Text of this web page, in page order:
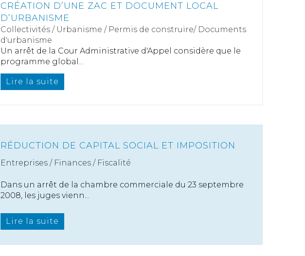
CRÉATION D’UNE ZAC ET DOCUMENT LOCAL
D’URBANISME
Collectivités / Urbanisme / Permis de construire/ Documents
d'urbanisme
Un arrêt de la Cour Administrative d'Appel considère que le
programme global...
Lire la suite
RÉDUCTION DE CAPITAL SOCIAL ET IMPOSITION
Entreprises / Finances / Fiscalité
Dans un arrêt de la chambre commerciale du 23 septembre
2008, les juges vienn...
Lire la suite